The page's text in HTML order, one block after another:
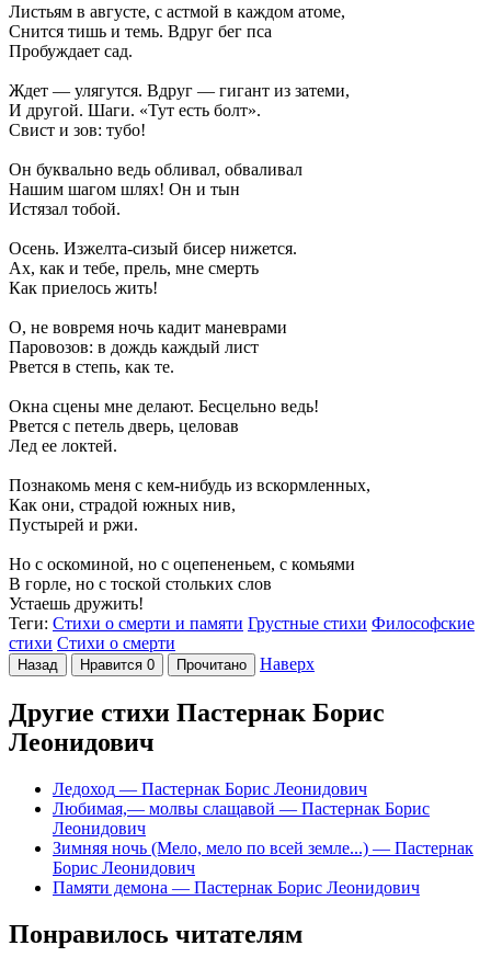
Листьям в августе, с астмой в каждом атоме,
Снится тишь и темь. Вдруг бег пса
Пробуждает сад.
Ждет — улягутся. Вдруг — гигант из затеми,
И другой. Шаги. «Тут есть болт».
Свист и зов: тубо!
Он буквально ведь обливал, обваливал
Нашим шагом шлях! Он и тын
Истязал тобой.
Осень. Изжелта-сизый бисер нижется.
Ах, как и тебе, прель, мне смерть
Как приелось жить!
О, не вовремя ночь кадит маневрами
Паровозов: в дождь каждый лист
Рвется в степь, как те.
Окна сцены мне делают. Бесцельно ведь!
Рвется с петель дверь, целовав
Лед ее локтей.
Познакомь меня с кем-нибудь из вскормленных,
Как они, страдой южных нив,
Пустырей и ржи.
Но с оскоминой, но с оцепененьем, с комьями
В горле, но с тоской стольких слов
Устаешь дружить!
Теги: Стихи о смерти и памяти Грустные стихи Философские
стихи Стихи о смерти
Назад Нравится 0 Прочитано Наверх
Другие стихи Пастернак Борис
Леонидович
Ледоход — Пастернак Борис Леонидович
Любимая,— молвы слащавой — Пастернак Борис
Леонидович
Зимняя ночь (Мело, мело по всей земле...) — Пастернак
Борис Леонидович
Памяти демона — Пастернак Борис Леонидович
Понравилось читателям